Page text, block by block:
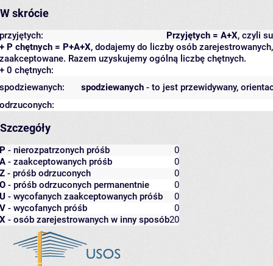
W skrócie
Przyjętych = A+X, czyli
przyjętych:
+ P chętnych = P+A+X, dodajemy do liczby osób
zaakceptowane. Razem uzyskujemy ogólną liczbę chętnych.
+ 0 chętnych:
spodziewanych - to jest przewidywany,
spodziewanych:
odrzuconych:
Szczegóły
P - nierozpatrzonych próśb
0
A - zaakceptowanych próśb
0
Z - próśb odrzuconych
0
O - próśb odrzuconych permanentnie
0
U - wycofanych zaakceptowanych próśb
0
V - wycofanych próśb
0
X - osób zarejestrowanych w inny sposób20